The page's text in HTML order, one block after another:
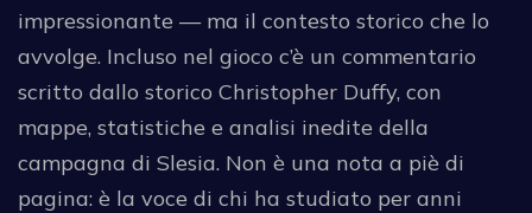
impressionante — ma il contesto storico che lo
avvolge. Incluso nel gioco c’è un commentario
scritto dallo storico Christopher Duffy, con
mappe, statistiche e analisi inedite della
campagna di Slesia. Non è una nota a piè di
pagina: è la voce di chi ha studiato per anni